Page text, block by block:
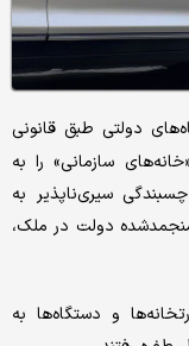
دولتی طبق قانونی
«خانه‌های سازمانی» را به
سیری‌ناپذیر به
دولت در ملک،
و دستگاه‌ها به